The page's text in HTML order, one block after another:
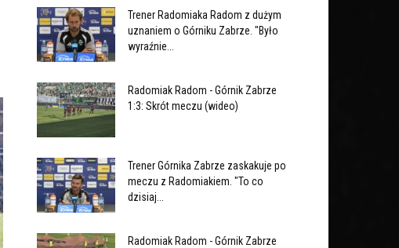
Trener Radomiaka Radom z dużym
uznaniem o Górniku Zabrze. "Było
wyraźnie...
Radomiak Radom - Górnik Zabrze
1:3: Skrót meczu (wideo)
Trener Górnika Zabrze zaskakuje po
meczu z Radomiakiem. "To co
dzisiaj...
Radomiak Radom - Górnik Zabrze